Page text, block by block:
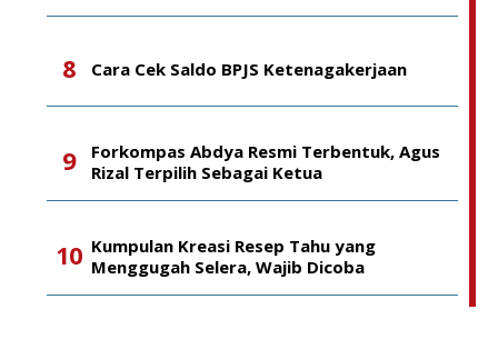
Cara Cek Saldo BPJS Ketenagakerjaan
Forkompas Abdya Resmi Terbentuk, Agus
Rizal Terpilih Sebagai Ketua
Kumpulan Kreasi Resep Tahu yang
Menggugah Selera, Wajib Dicoba